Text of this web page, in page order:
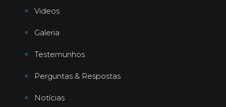
Videos
Galeria
Testemunhos
Perguntas & Respostas
Notícias